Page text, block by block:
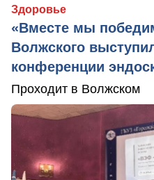
Здоровье
«Вместе мы
Волжского
конференции
Проходит в Волжском